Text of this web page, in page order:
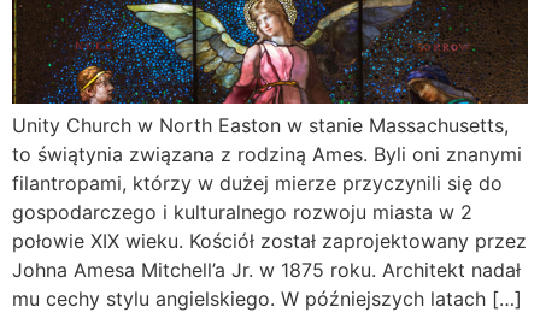
Unity Church w North Easton w stanie Massachusetts,
to świątynia związana z rodziną Ames. Byli oni znanymi
filantropami, którzy w dużej mierze przyczynili się do
gospodarczego i kulturalnego rozwoju miasta w 2
połowie XIX wieku. Kościół został zaprojektowany przez
Johna Amesa Mitchell’a Jr. w 1875 roku. Architekt nadał
mu cechy stylu angielskiego. W późniejszych latach […]